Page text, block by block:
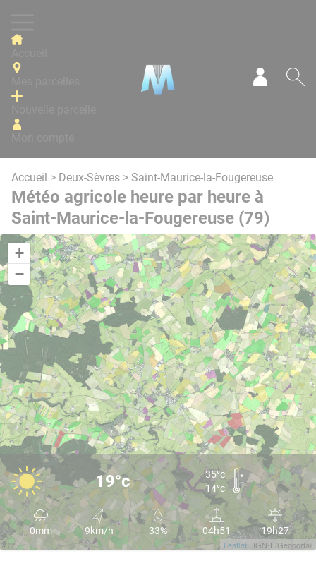
Accueil > Deux-Sèvres > Saint-Maurice-la-Fougereuse
Météo agricole heure par heure à
Saint-Maurice-la-Fougereuse (79)
+
−
Leaflet | IGN-F/Geoportail
19°c
35°c
14°c
0mm 9km/h 33% 04h51 19h27